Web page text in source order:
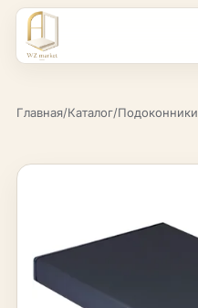
Главная/Каталог/Подоконники